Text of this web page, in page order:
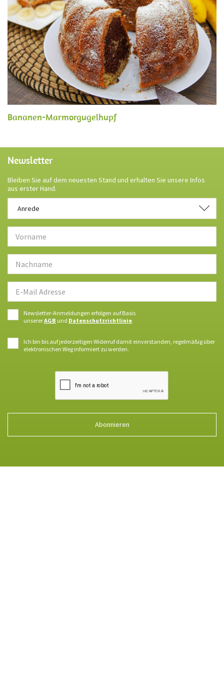
Bananen-Marmorgugelhupf
Newsletter
Bleiben Sie auf dem neuesten Stand und erhalten Sie unsere Infos
aus erster Hand.
Anrede
Anrede
Newsletter-Anmeldungen erfolgen auf Basis
unsererAGB und Datenschutzrichtlinie.
Ich bin bis auf jederzeitigen Widerruf damit einverstanden, regelmäßig über
elektronischen Weg informiert zu werden.
Abonnieren